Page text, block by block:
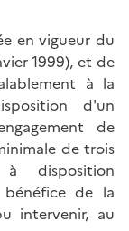
en vigueur du
1999), et de
à la
d'un
de
de trois
disposition
de la
intervenir, au